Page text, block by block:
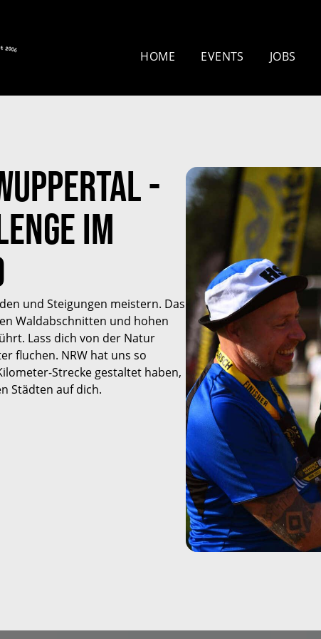
HOME EVENTS
30/55 KM
Mammutmarsch Hannover –
30/42/55 KM
Mammutmarsch Dortmund
– 30/42/55 KM
Mammutmarsch München –
30/50 KM
Mammutmarsch Málaga –
30/50 KM
Mammutmarsch Valencia –
30/50 KM
Mammutmarsch Leipzig –
30/42/55 KM
Mammutmarsch Mannheim
– 30/42/60 KM
Mammutmarsch Wien –
30/50 KM
Mammutmarsch
JOBS
-
im
und Steigungen meistern. Das
Waldabschnitten und hohen
Lass dich von der Natur
fluchen. NRW hat uns so
Strecke gestaltet haben,
Städten auf dich.